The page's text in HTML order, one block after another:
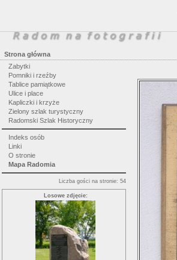
Strona główna
Zabytki
Pomniki i rzeźby
Tablice pamiątkowe
Ulice i place
Kapliczki i krzyże
Zielony szlak turystyczny
Radomski Szlak Historyczny
Indeks osób
Linki
O stronie
Mapa Radomia
Liczba gości na stronie: 54
Losowe zdjęcie: